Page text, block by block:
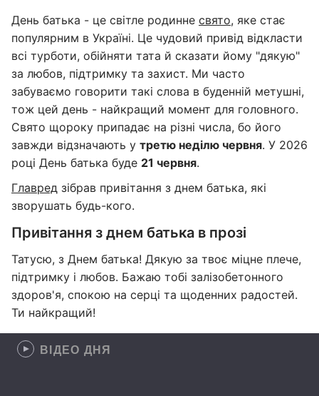
День батька - це світле родинне свято, яке стає
популярним в Україні. Це чудовий привід відкласти
всі турботи, обійняти тата й сказати йому "дякую"
за любов, підтримку та захист. Ми часто
забуваємо говорити такі слова в буденній метушні,
тож цей день - найкращий момент для головного.
Свято щороку припадає на різні числа, бо його
завжди відзначають у третю неділю червня. У 2026
році День батька буде 21 червня.
Главред зібрав привітання з днем батька, які
зворушать будь-кого.
Привітання з днем батька в прозі
Татусю, з Днем батька! Дякую за твоє міцне плече,
підтримку і любов. Бажаю тобі залізобетонного
здоров'я, спокою на серці та щоденних радостей.
Ти найкращий!
ВІДЕО ДНЯ